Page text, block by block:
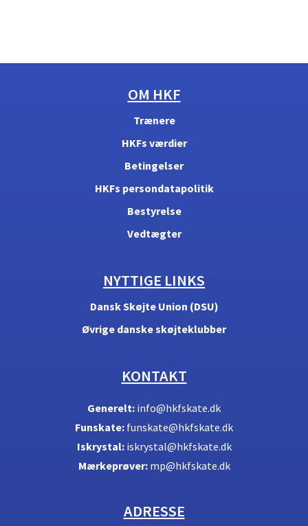
OM HKF
Trænere
HKFs værdier
Betingelser
HKFs persondatapolitik
Bestyrelse
Vedtægter
NYTTIGE LINKS
Dansk Skøjte Union (DSU)
Øvrige danske skøjteklubber
KONTAKT
Generelt: info@hkfskate.dk
Funskate: funskate@hkfskate.dk
Iskrystal: iskrystal@hkfskate.dk
Mærkeprøver: mp@hkfskate.dk
ADRESSE